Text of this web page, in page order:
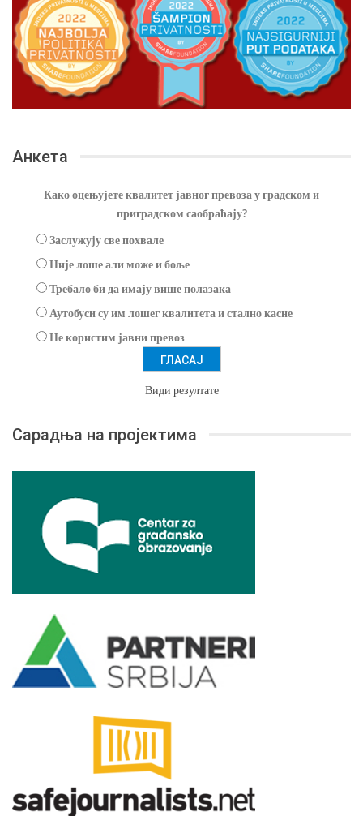
Анкета
Како оцењујете квалитет јавног превоза у градском и
приградском саобраћају?
Заслужују све похвале
Није лоше али може и боље
Требало би да имају више полазака
Аутобуси су им лошег квалитета и стално касне
Не користим јавни превоз
Види резултате
Сарадња на пројектима